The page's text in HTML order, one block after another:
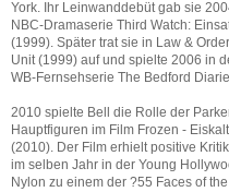
York. Ihr Leinwanddebüt gab sie
NBC-Dramaserie Third Watch:
(1999). Später trat sie in Law &
Unit (1999) auf und spielte 2006 in
WB-Fernsehserie The Bedford
2010 spielte Bell die Rolle der
Hauptfiguren im Film Frozen -
(2010). Der Film erhielt positive
im selben Jahr in der Young
Nylon zu einem der ?55 Faces of